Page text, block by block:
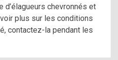
d’élagueurs chevronnés et
plus sur les conditions
contactez-la pendant les